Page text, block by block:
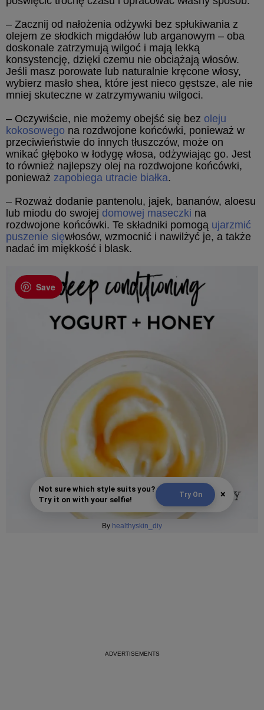
– Zacznij od nałożenia odżywki bez spłukiwania z
olejem ze słodkich migdałów lub arganowym – oba
doskonale zatrzymują wilgoć i mają lekką
konsystencję, dzięki czemu nie obciążają włosów.
Jeśli masz porowate lub naturalnie kręcone włosy,
wybierz masło shea, które jest nieco gęstsze, ale nie
mniej skuteczne w zatrzymywaniu wilgoci.
– Oczywiście, nie możemy obejść się bez oleju
kokosowego na rozdwojone końcówki, ponieważ w
przeciwieństwie do innych tłuszczów, może on
wnikać głęboko w łodygę włosa, odżywiając go. Jest
to również najlepszy olej na rozdwojone końcówki,
ponieważ zapobiega utracie białka.
– Rozważ dodanie pantenolu, jajek, bananów, aloesu
lub miodu do swojej domowej maseczki na
rozdwojone końcówki. Te składniki pomogą ujarzmić
puszenie sięwłosów, wzmocnić i nawilżyć je, a także
nadać im miękkość i blask.
Save
Not sure which style suits you?
Try it on with your selfie!
Try On ×
By healthyskin_diy